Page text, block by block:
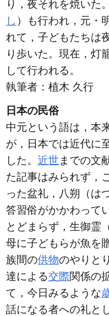
り，夜それを焼いた
し ）も行われ，元・
れて，子どもたちは
り歩いた。現在，灯
して行われる。
執筆者： 植木 久行
日本の民俗
中元という語は，本
が，日本では近代に
した。 近世までの文
た記事はみられず，
った盆礼，八朔（は
答習俗がかかわって
とどまらず，生御霊
母に子どもらが魚を
族間の供物のやりと
達による交際関係の
て，今日みるような
話になる者への礼と